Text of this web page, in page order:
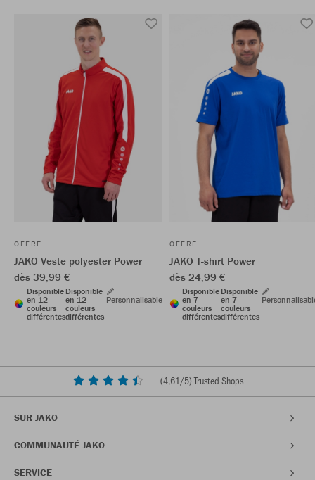
OFFRE
JAKO Veste polyester Power
dès 39,99 €
Disponible
en 12
couleurs
différentes
Disponible
en 12
couleurs
différentes
Personnalisable
OFFRE
JAKO T-shirt Power
dès 24,99 €
Disponible
en 7
couleurs
différentes
Disponible
en 7
couleurs
différentes
(4,61/5) Trusted Shops
SUR JAKO
COMMUNAUTÉ JAKO
SERVICE